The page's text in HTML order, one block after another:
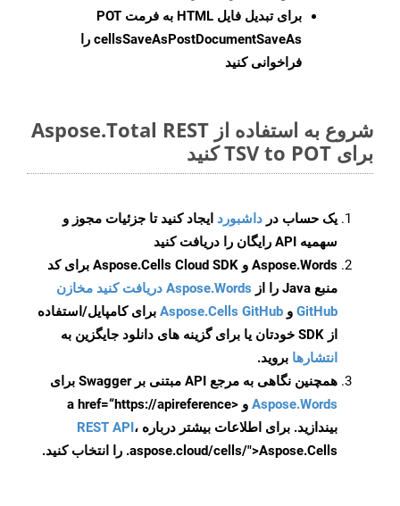
برای تبدیل فایل HTML به فرمت
POT
cellsSaveAsPostDocumentSaveAs را
فراخوانی کنید
شروع به استفاده از Aspose.Total REST
برای TSV to POT کنید
یک حساب در داشبورد ایجاد کنید تا جزئیات مجوز و
سهمیه API رایگان را دریافت کنید
Aspose.Words و Aspose.Cells Cloud SDK برای کد
منبع Java را از
Aspose.Words دریافت کنید مخازن
GitHub و Aspose.Cells GitHub برای کامپایل/استفاده
از SDK خودتان یا برای گزینه های دانلود جایگزین به
انتشارها بروید.
همچنین نگاهی به مرجع API مبتنی بر Swagger برای
Aspose.Words
و <a href=“https://apireference
بیندازید. برای اطلاعات بیشتر درباره REST API،
.aspose.cloud/cells/">Aspose.Cells را انتخاب کنید.